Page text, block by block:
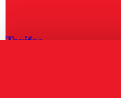
Tarifas